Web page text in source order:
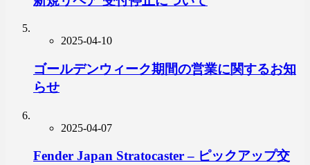
2025-04-10
ゴールデンウィーク期間の営業に関するお知
らせ
2025-04-07
Fender Japan Stratocaster – ピックアップ交